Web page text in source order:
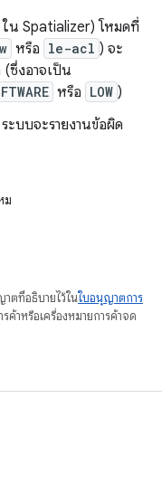
ใน Spatializer) โหมดที่
หรือ le-acl ) จะ
ซึ่งอาจเป็น
หรือ LOW )
ะบบจะรายงานข้อผิด
ม
ตที่อธิบายไว้ในใบอนุญาตการ
ค้าหรือเครื่องหมายการค้าจด